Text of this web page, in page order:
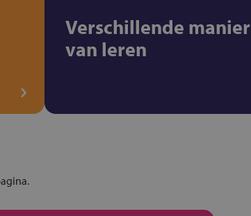
Verschillende
van leren